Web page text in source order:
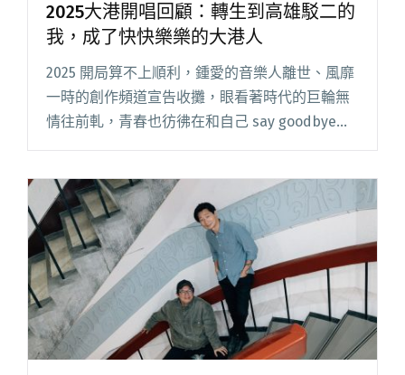
2025大港開唱回顧：轉生到高雄駁二的
我，成了快快樂樂的大港人
2025 開局算不上順利，鍾愛的音樂人離世、風靡
一時的創作頻道宣告收攤，眼看著時代的巨輪無
情往前軋，青春也彷彿在和自己 say goodbye。
總覺得還沒準備好長大，但要煩惱的事情卻越來
春天，一下子閱讀全文 "2025大港開唱回顧：轉
生到高雄駁二的我，成了快快樂樂的大港人"